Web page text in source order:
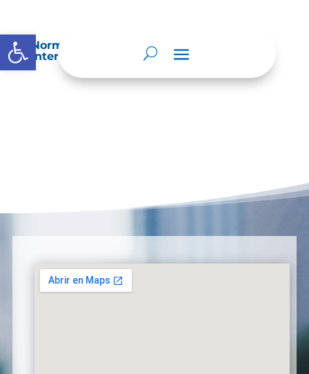
Abrir barra de herramientas
Normatividad especial que les aplique de
interés.